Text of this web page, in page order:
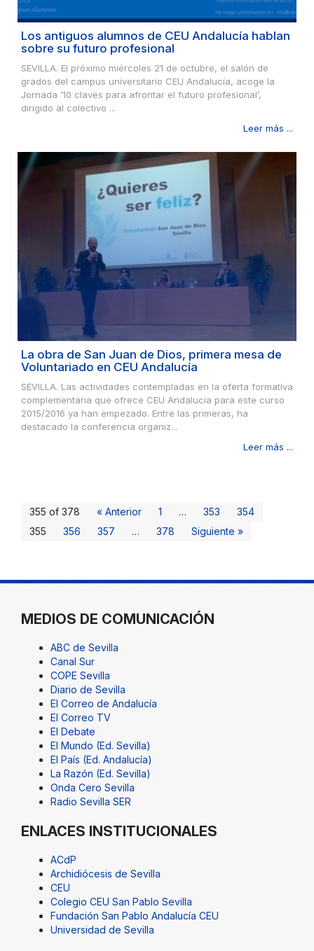
Los antiguos alumnos de CEU Andalucía hablan
sobre su futuro profesional
SEVILLA. El próximo miércoles 21 de octubre, el salón de
grados del campus universitario CEU Andalucía, acoge la
Jornada ‘10 claves para afrontar el futuro profesional’,
dirigido al colectivo ...
Leer más ...
La obra de San Juan de Dios, primera mesa de
Voluntariado en CEU Andalucía
SEVILLA. Las actividades contempladas en la oferta formativa
complementaria que ofrece CEU Andalucía para este curso
2015/2016 ya han empezado. Entre las primeras, ha
destacado la conferencia organiz...
Leer más ...
355 of 378 « Anterior 1 … 353
354
355
356 357 … 378 Siguiente »
MEDIOS DE COMUNICACIÓN
ABC de Sevilla
Canal Sur
COPE Sevilla
Diario de Sevilla
El Correo de Andalucía
El Correo TV
El Debate
El Mundo (Ed. Sevilla)
El País (Ed. Andalucía)
La Razón (Ed. Sevilla)
Onda Cero Sevilla
Radio Sevilla SER
ENLACES INSTITUCIONALES
ACdP
Archidiócesis de Sevilla
CEU
Colegio CEU San Pablo Sevilla
Fundación San Pablo Andalucía CEU
Universidad de Sevilla